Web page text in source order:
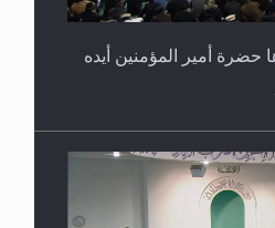
حضرة أمير المؤمنين أيده